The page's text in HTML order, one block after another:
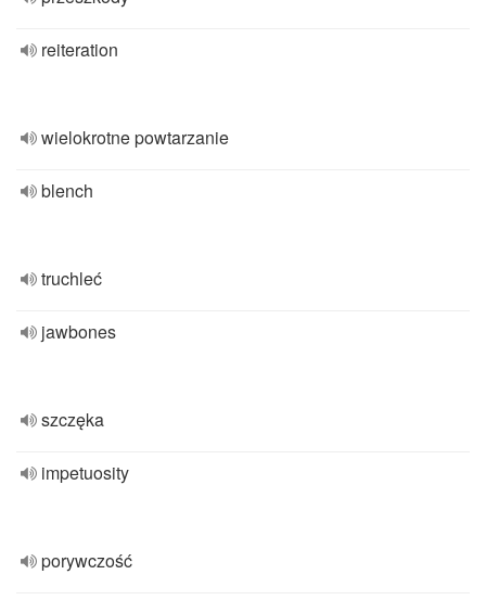
reiteration
wielokrotne powtarzanie
blench
truchleć
jawbones
szczęka
impetuosity
porywczość